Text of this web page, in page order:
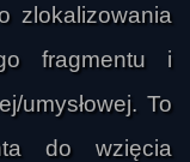
zlokalizowania
fragmentu i
umysłowej. To
do wzięcia